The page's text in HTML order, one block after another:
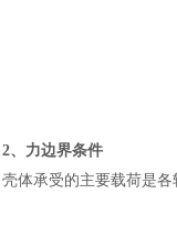
2、力边界条件
壳体承受的主要载荷是